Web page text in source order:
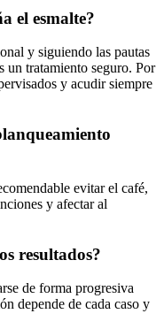
el esmalte?
y siguiendo las pautas
un tratamiento seguro. Por
y acudir siempre
evitar el café,
y afectar al
resultados?
de forma progresiva
depende de cada caso y